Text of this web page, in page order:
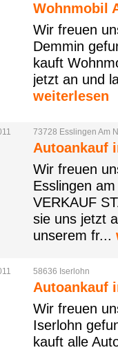
Wohnmobil
Wir freuen
Demmin
kauft
jetzt an und
weiterlesen
73728 Esslingen Am
Autoankauf
Wir freuen
Esslingen
VERKAUF
sie uns jetzt
unserem fr...
58636 Iserlohn
Autoankauf
Wir freuen
Iserlohn
kauft alle